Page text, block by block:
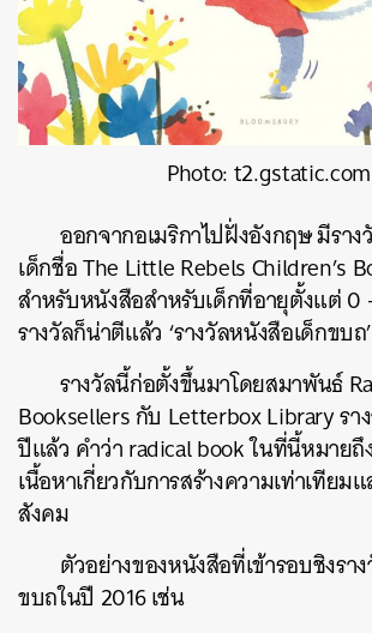
Photo: t2.gstatic.com
ออกจากอเมริกาไปฝั่งอังกฤษ มีรา
เด็กชื่อ The Little Rebels Children’s
สำหรับหนังสือสำหรับเด็กที่อายุตั้งแต่ 0
รางวัลก็น่าตีแล้ว ‘รางวัลหนังสือเด็กขบถ’
รางวัลนี้ก่อตั้งขึ้นมาโดยสมาพันธ์
Booksellers กับ Letterbox Library ร
ปีแล้ว คำว่า radical book ในที่นี้หมาย
เนื้อหาเกี่ยวกับการสร้างความเท่าเทียม
สังคม
ตัวอย่างของหนังสือที่เข้ารอบชิงรา
ขบถในปี 2016 เช่น